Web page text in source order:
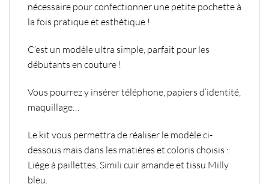
nécessaire pour confectionner une petite pochette à
la fois pratique et esthétique !
C’est un modèle ultra simple, parfait pour les
débutants en couture !
Vous pourrez y insérer téléphone, papiers d’identité,
maquillage…
Le kit vous permettra de réaliser le modèle ci-
dessous mais dans les matières et coloris choisis :
Liège à paillettes, Simili cuir amande et tissu Milly
bleu.